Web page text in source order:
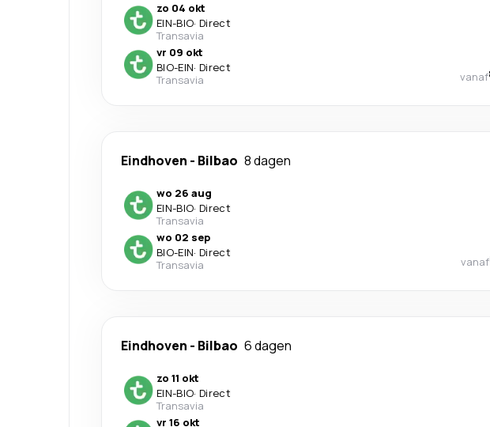
zo 04 okt
EIN-BIO· Direct
Transavia
vr 09 okt
BIO-EIN· Direct
Transavia
vanaf
Eindhoven - Bilbao 8 dagen
wo 26 aug
EIN-BIO· Direct
Transavia
wo 02 sep
BIO-EIN· Direct
Transavia
vanaf
Eindhoven - Bilbao 6 dagen
zo 11 okt
EIN-BIO· Direct
Transavia
vr 16 okt